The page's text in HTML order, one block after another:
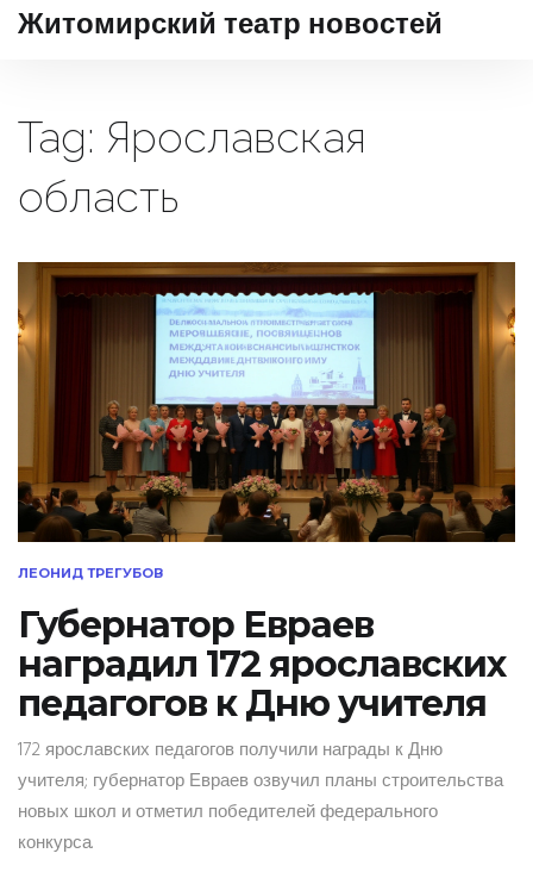
Житомирский театр новостей
Tag: Ярославская
область
ЛЕОНИД ТРЕГУБОВ
Губернатор Евраев
наградил 172 ярославских
педагогов к Дню учителя
172 ярославских педагогов получили награды к Дню
учителя; губернатор Евраев озвучил планы строительства
новых школ и отметил победителей федерального
конкурса.